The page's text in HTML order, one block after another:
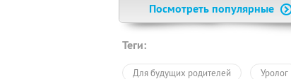
Посмотреть популярные
Теги:
Для будущих родителей Уролог